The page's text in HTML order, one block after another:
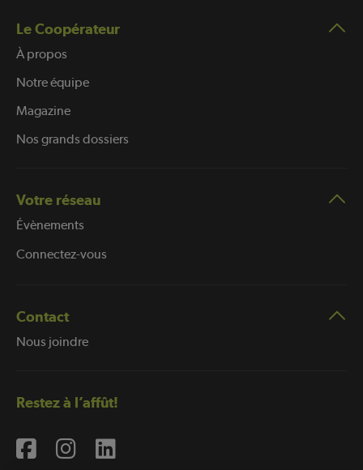
Le Coopérateur
À propos
Notre équipe
Magazine
Nos grands dossiers
Votre réseau
Évènements
Connectez-vous
Contact
Nous joindre
Restez à l’affût!